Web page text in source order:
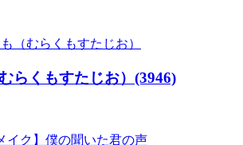
らくもすたじお）(3946)